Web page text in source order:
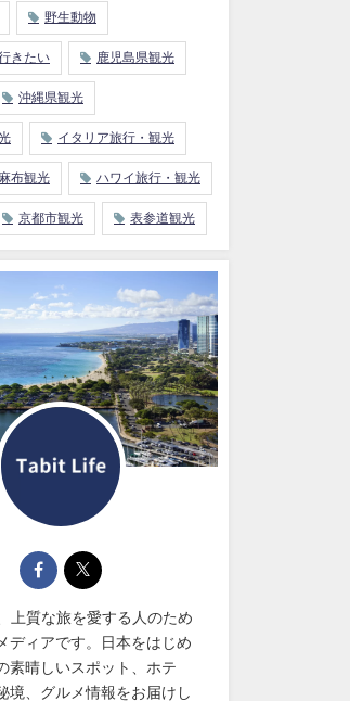
野生動物
きたい 鹿児島県観光
沖縄県観光
イタリア旅行・観光
布観光 ハワイ旅行・観光
京都市観光 表参道観光
上質な旅を愛する人のため
ディアです。日本をはじめ
素晴しいスポット、ホテ
境、グルメ情報をお届けし